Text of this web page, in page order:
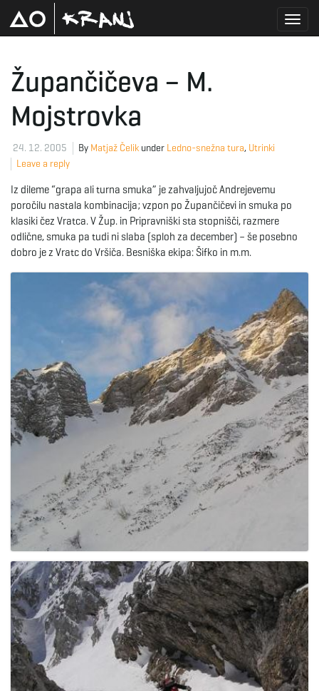
e
n
a
i
g
Župančičeva – M.
Mojstrovka
24. 12. 2005 By Matjaž Čelik under Ledno-snežna tura, Utrinki
Leave a reply
Iz dileme “grapa ali turna smuka” je zahvaljujoč Andrejevemu
poročilu nastala kombinacija; vzpon po Župančičevi in smuka po
klasiki čez Vratca. V Žup. in Pripravniški sta stopnišči, razmere
odlične, smuka pa tudi ni slaba (sploh za december) – še posebno
dobro je z Vratc do Vršiča. Besniška ekipa: Šifko in m.m.